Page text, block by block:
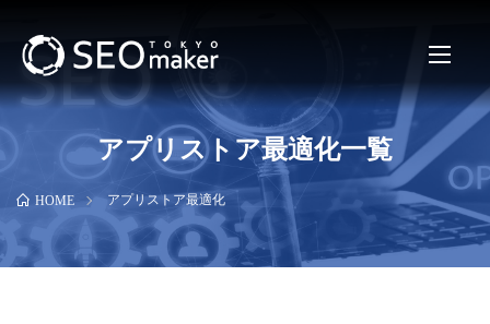
アプリストア最適化一覧
HOME アプリストア最適化